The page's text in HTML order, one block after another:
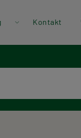
Kontakt